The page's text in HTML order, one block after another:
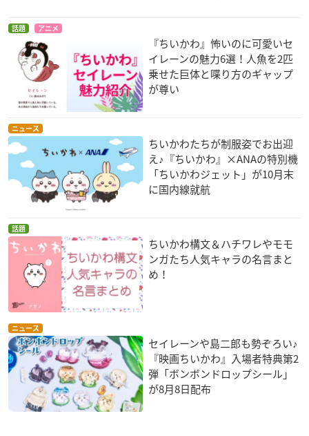
話題 アニメ
『ちいかわ』怖いのに可愛いセ
イレーンの魅力6選！人魚を2匹
乗せた巨体と喋り方のギャップ
が尊い
ニュース
ちいかわたちが制服姿でお出迎
え♪『ちいかわ』×ANAの特別機
「ちいかわジェット」が10月末
に国内線就航
話題
ちいかわ構文＆ハチワレやモモ
ンガたち人気キャラの名言まと
め！
ニュース
セイレーンや島二郎も勢ぞろい♪
『映画ちいかわ』入場者特典第2
弾「ボンボンドロップシール」
が8月8日配布